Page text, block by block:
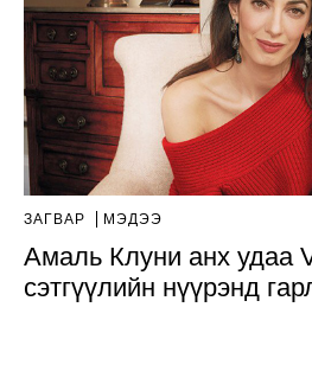
ЗАГВАР МЭДЭЭ
Амаль Клуни анх удаа
сэтгүүлийн нүүрэнд